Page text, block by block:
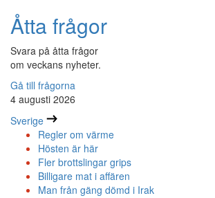
Åtta frågor
Svara på åtta frågor
om veckans nyheter.
Gå till frågorna
4 augusti 2026
Sverige
Regler om värme
Hösten är här
Fler brottslingar grips
Billigare mat i affären
Man från gäng dömd i Irak